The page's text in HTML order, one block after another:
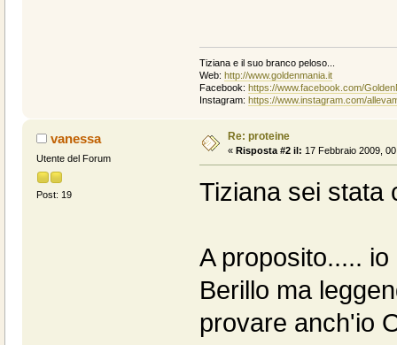
Tiziana e il suo branco peloso...
Web: http://www.goldenmania.it
Facebook: https://www.facebook.com/
Instagram: https://www.instagram.com/
vanessa
Utente del Forum
Post: 19
Re: proteine
« Risposta #2 il: 17 Febbraio 2009,
Tiziana sei stata
A proposito.....
Berillo ma
provare anch'io